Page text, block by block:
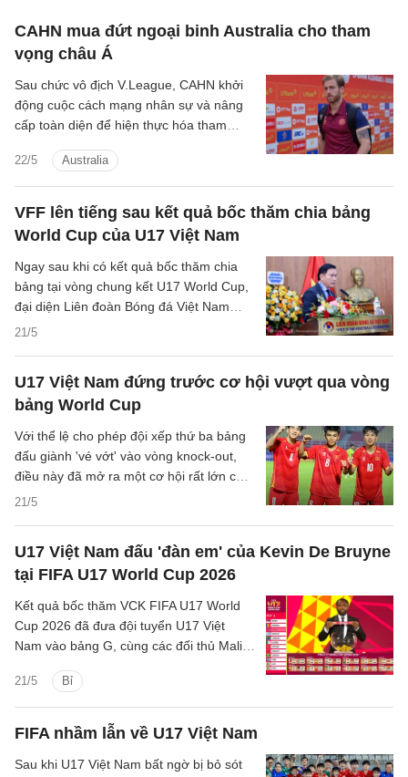
CAHN mua đứt ngoại binh Australia cho tham
vọng châu Á
22/5 Australia
Sau chức vô địch V.League, CAHN khởi
động cuộc cách mạng nhân sự và nâng
cấp toàn diện để hiện thực hóa tham
VFF lên tiếng sau kết quả bốc thăm chia bảng
World Cup của U17 Việt Nam
21/5
Ngay sau khi có kết quả bốc thăm chia
bảng tại vòng chung kết U17 World Cup,
đại diện Liên đoàn Bóng đá Việt Nam
(VFF) đã chính thức đưa ra những nhận
U17 Việt Nam đứng trước cơ hội vượt qua vòng
bảng World Cup
21/5
Với thể lệ cho phép đội xếp thứ ba bảng
đấu giành 'vé vớt' vào vòng knock-out,
điều này đã mở ra một cơ hội rất lớn cho
đội tuyển U17 Việt Nam của HLV
U17 Việt Nam đấu 'đàn em' của Kevin De Bruyne
tại FIFA U17 World Cup 2026
21/5 Bỉ
Kết quả bốc thăm VCK FIFA U17 World
Cup 2026 đã đưa đội tuyển U17 Việt
Nam vào bảng G, cùng các đối thủ Mali,
FIFA nhầm lẫn về U17 Việt Nam
Sau khi U17 Việt Nam bất ngờ bị bỏ sót